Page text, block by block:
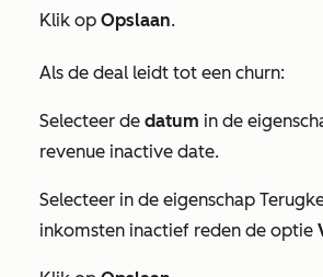
Klik op Opslaan.
Als de deal leidt tot een churn:
Selecteer de datum in de
revenue inactive date.
Selecteer in de eigenschap
inkomsten inactief reden de optie